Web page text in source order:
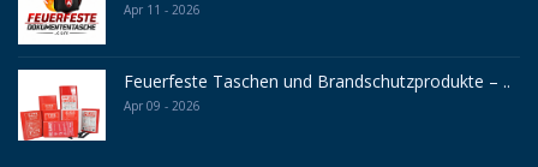
Apr 11 - 2026
Feuerfeste Taschen und Brandschutzprodukte – ..
Apr 09 - 2026